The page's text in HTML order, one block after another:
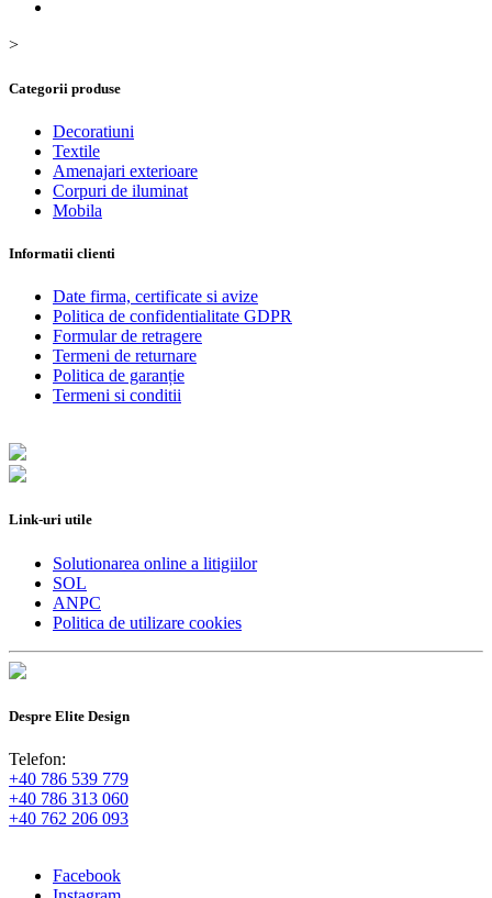
>
Categorii produse
Decoratiuni
Textile
Amenajari exterioare
Corpuri de iluminat
Mobila
Informatii clienti
Date firma, certificate si avize
Politica de confidentialitate GDPR
Formular de retragere
Termeni de returnare
Politica de garanție
Termeni si conditii
Link-uri utile
Solutionarea online a litigiilor
SOL
ANPC
Politica de utilizare cookies
Despre Elite Design
Telefon:
+40 786 539 779
+40 786 313 060
+40 762 206 093
Facebook